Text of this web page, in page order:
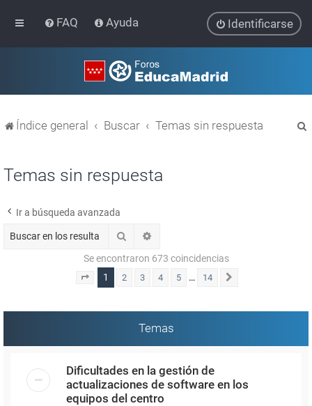
FAQ Ayuda Identificarse
Índice general Buscar Temas sin respuesta
Temas sin respuesta
Ir a búsqueda avanzada
Buscar
Se encontraron 673 coincidencias
Página 1de 14
1 2 3 4 5 … 14
Temas
Dificultades en la gestión de
actualizaciones de software en los
equipos del centro